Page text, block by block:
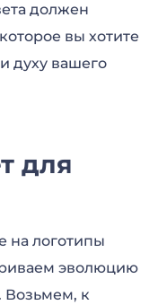
должен
вы хотите
духу вашего
для
на логотипы
эволюцию
Возьмем, к